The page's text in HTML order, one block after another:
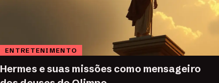
ENTRETENIMENTO
Hermes e suas missões como mensageiro